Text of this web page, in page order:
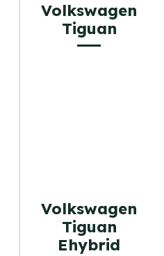
Volkswagen
Tiguan
Volkswagen
Tiguan
Ehybrid